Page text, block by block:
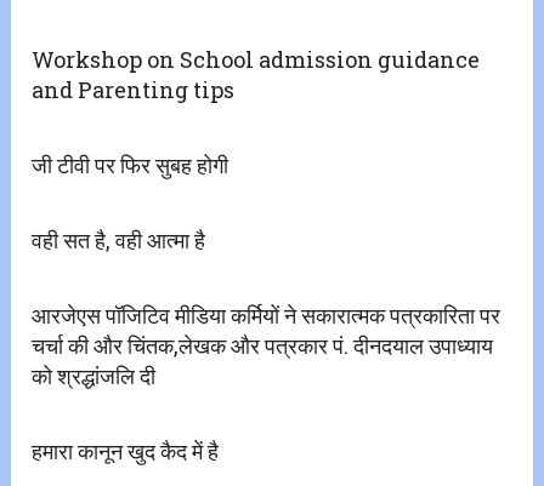
Workshop on School admission guidance
and Parenting tips
जी टीवी पर फिर सुबह होगी
वही सत है, वही आत्मा है
आरजेएस पॉजिटिव मीडिया कर्मियों ने सकारात्मक पत्रकारिता पर
चर्चा की और चिंतक,लेखक और पत्रकार पं. दीनदयाल उपाध्याय
को श्रद्धांजलि दी
हमारा कानून खुद कैद में है